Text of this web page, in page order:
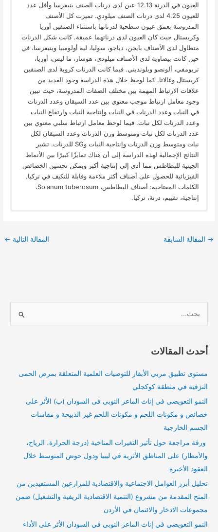
العيون في الدرنة 12.13 عين لدى درنات الصنف ينيفرسا وأقل عدد
للعيون 4.25 لدى درنات الصنف ميلودي. تميزت كل الأصنف
المدروسة بعمق عيون سطحية لدرناتها باستثناء الصنفين أوريا
وكريستال حيث كان العيون لدى درناتهما عميقة. كانت شكل الدرنات
متطاول لدى الأصناف بايجن، دياجو، سوليا، ليه أولومبيا وينيفرسا، في
حين كانت بيضاوية لدى الأصناف ميلودي، هوسار، ما ليس، أوريا،
تريومفي، ألونصو وبلونديني. فيما كانت الدرنات كروية لدى الصنفين
كريستال وغالاتا. كما لوحظ خلال هذه الدراسة وجود العديد من
علاقات الارتباط المهمة بين مختلف الصفات المدروسة، حيث تبين
وجود معامل ارتباط موجب معنوي بين عدد السيقان وعدد الدرنات
في النبات وعدد الدرنات في النبات وإنتاجية النبات وارتفاع النبات
وعدد الدرنات لكل نبات. فيما لوحظ معامل ارتباط سلبي معنوي بين
عدد الدرنات لكل نبات ومتوسط وزن الدرنات وعدد السيقان لكل
نبات ومتوسط وزن الدرنات وإنتاجية النبات وSG للدرنات. تشير
النتائج الإجمالية لهذه الدراسة إلى أن هناك تمايزًا كبيرًا بين الأنماط
الجينية للبطاطس مما أدى إلى إنتاجية أكبر ويمكن تحسين الخصائص
الفيزيائية للحصول على أصناف أكثر ملاءمة وقابلة للتكيف في تركيا.
الكلمات المفتاحية: أصناف البطاطس، Solanum tuberosum،
إنتاجية، تقييم، درنة، تركيا.
→ المقالة السابقة المقالة التالية ←
ح
أحدث المقالات
مستوى تطبيق مربي الأبقار للتوصيات العلمية المتعلقة بمرض الحمى
النزفية في منطقة كوكجلي
النمو التعويضى فى إناث الماعز النوبى فى السودان (ب) الأثر على
خصائص و مكونات اللحم و مكونات اللحم غير الذبيحة و مقاسات
الجسم الخارجية
ورقة مراجعة حول تأثير التغيرات المناخية (درجة الحرارة، الرياح،
والأمطار) على المناطق الأثرية في ليبيا ودول حوض المتوسط خلال
العقود الأخيرة
تحليل أبرز العوامل الاجتماعية والاقتصادية للمزارعين المستفيدين من
المنح المقدمة من مشروع (التنمية الاقتصادية الريفية والتشغيل) ضمن
مجموعات الادخار والائتمان في الأردن
النمو التعويضي في إناث الماعز النوبي في السودان الأثر على الأداء